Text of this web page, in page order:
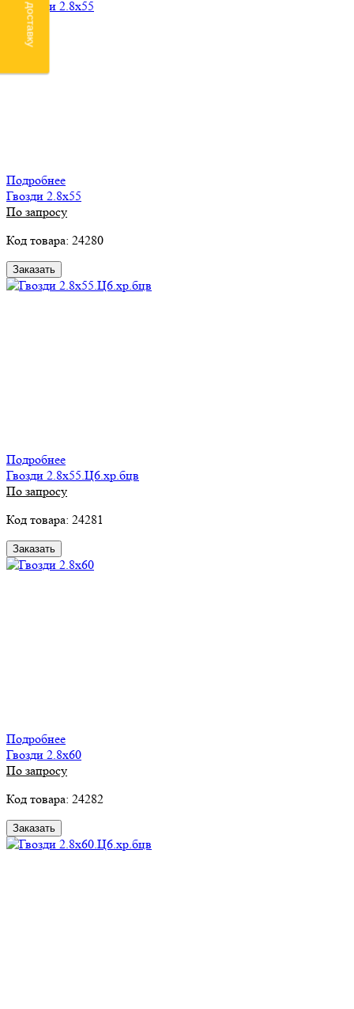
Подробнее
Гвозди 2.8х55
По запросу
Код товара: 24280
Заказать
Подробнее
Гвозди 2.8х55.Ц6.хр.бцв
По запросу
Код товара: 24281
Заказать
Подробнее
Гвозди 2.8х60
По запросу
Код товара: 24282
Заказать